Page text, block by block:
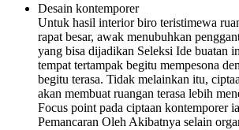
Desain kontemporer
Untuk hasil interior biro teristimewa
rapat besar, awak menubuhkan
yang bisa dijadikan Seleksi Ide buatan
tempat tertampak begitu mempesona
begitu terasa. Tidak melainkan itu,
akan membuat ruangan terasa lebih
Focus point pada ciptaan kontemporer
Pemancaran Oleh Akibatnya selain